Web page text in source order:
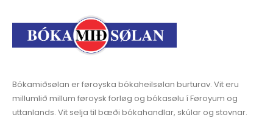
Bókamiðsølan er føroyska bókaheilsølan burturav. Vit eru
millumlið millum føroysk forløg og bókasølu í Føroyum og
uttanlands. Vit selja til bæði bókahandlar, skúlar og stovnar.